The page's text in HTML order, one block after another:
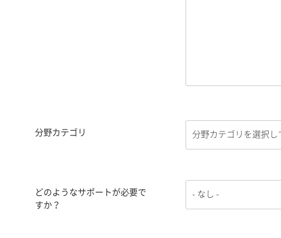
分野カテゴリ
どのようなサポートが必要で
すか？